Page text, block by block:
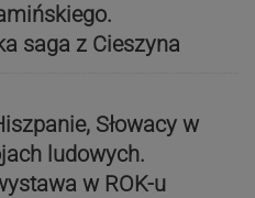
saga z Cieszyna
Słowacy w
ludowych.
w ROK-u